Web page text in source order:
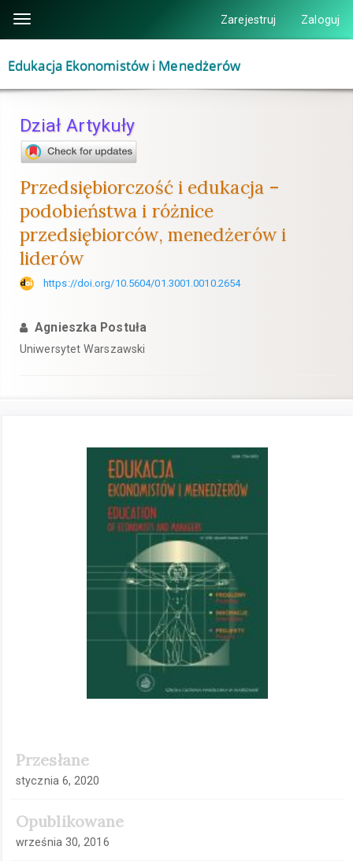
zawartości
strony
główna
Główna
Pasek
boczny
Toggle
navigation
Zarejestruj Zaloguj
Edukacja Ekonomistów i Menedżerów
Dział Artykuły
Przedsiębiorczość i edukacja –
podobieństwa i różnice
przedsiębiorców, menedżerów i
liderów
https://doi.org/10.5604/01.3001.0010.2654
Agnieszka Postuła
Uniwersytet Warszawski
Przesłane
stycznia 6, 2020
Opublikowane
września 30, 2016